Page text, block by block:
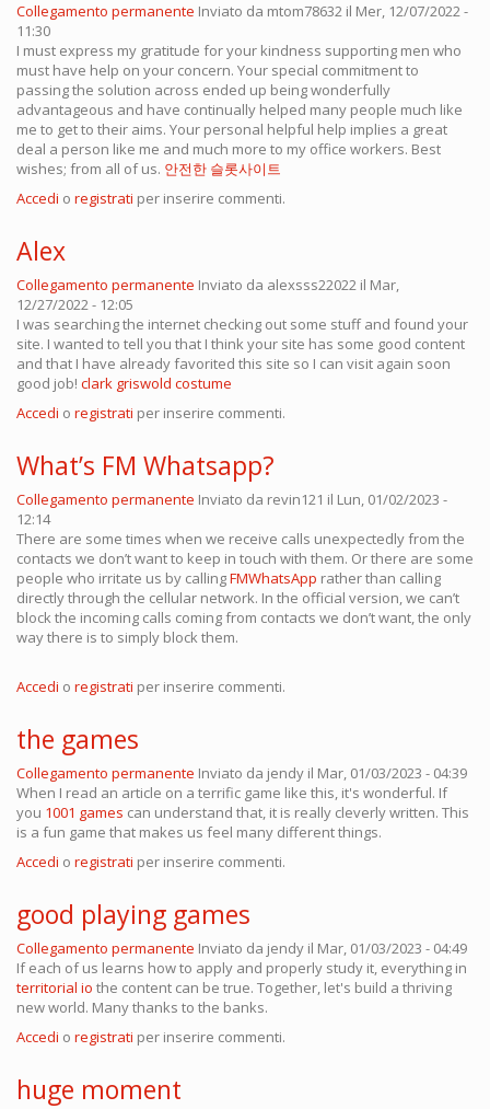
Collegamento permanente Inviato da mtom78632 il Mer, 12/07/2022 -
11:30
I must express my gratitude for your kindness supporting men who
must have help on your concern. Your special commitment to
passing the solution across ended up being wonderfully
advantageous and have continually helped many people much like
me to get to their aims. Your personal helpful help implies a great
deal a person like me and much more to my office workers. Best
wishes; from all of us. 안전한 슬롯사이트
Accedi o registrati per inserire commenti.
Alex
Collegamento permanente Inviato da alexsss22022 il Mar,
12/27/2022 - 12:05
I was searching the internet checking out some stuff and found your
site. I wanted to tell you that I think your site has some good content
and that I have already favorited this site so I can visit again soon
good job! clark griswold costume
Accedi o registrati per inserire commenti.
What’s FM Whatsapp?
Collegamento permanente Inviato da revin121 il Lun, 01/02/2023 -
12:14
There are some times when we receive calls unexpectedly from the
contacts we don’t want to keep in touch with them. Or there are some
people who irritate us by callingFMWhatsApp rather than calling
directly through the cellular network. In the official version, we can’t
block the incoming calls coming from contacts we don’t want, the only
way there is to simply block them.
Accedi o registrati per inserire commenti.
the games
Collegamento permanente Inviato da jendy il Mar, 01/03/2023 - 04:39
When I read an article on a terrific game like this, it's wonderful. If
you 1001 games can understand that, it is really cleverly written. This
is a fun game that makes us feel many different things.
Accedi o registrati per inserire commenti.
good playing games
Collegamento permanente Inviato da jendy il Mar, 01/03/2023 - 04:49
If each of us learns how to apply and properly study it, everything in
territorial io the content can be true. Together, let's build a thriving
new world. Many thanks to the banks.
Accedi o registrati per inserire commenti.
huge moment